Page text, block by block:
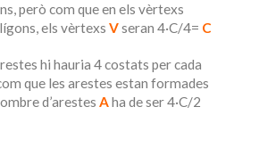
però com que en els vèrtexs
els vèrtexsVseran 4·C/4= C
hi hauria 4 costats per cada
que les arestes estan formades
d’arestesAha de ser 4·C/2